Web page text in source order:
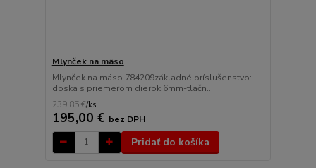
Mlynček na mäso
Mlynček na mäso 784209základné príslušenstvo:-
doska s priemerom dierok 6mm-tlačn...
239,85 €/ks
195,00 € bez DPH
Pridať do košíka